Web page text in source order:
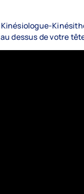
dessus de votre